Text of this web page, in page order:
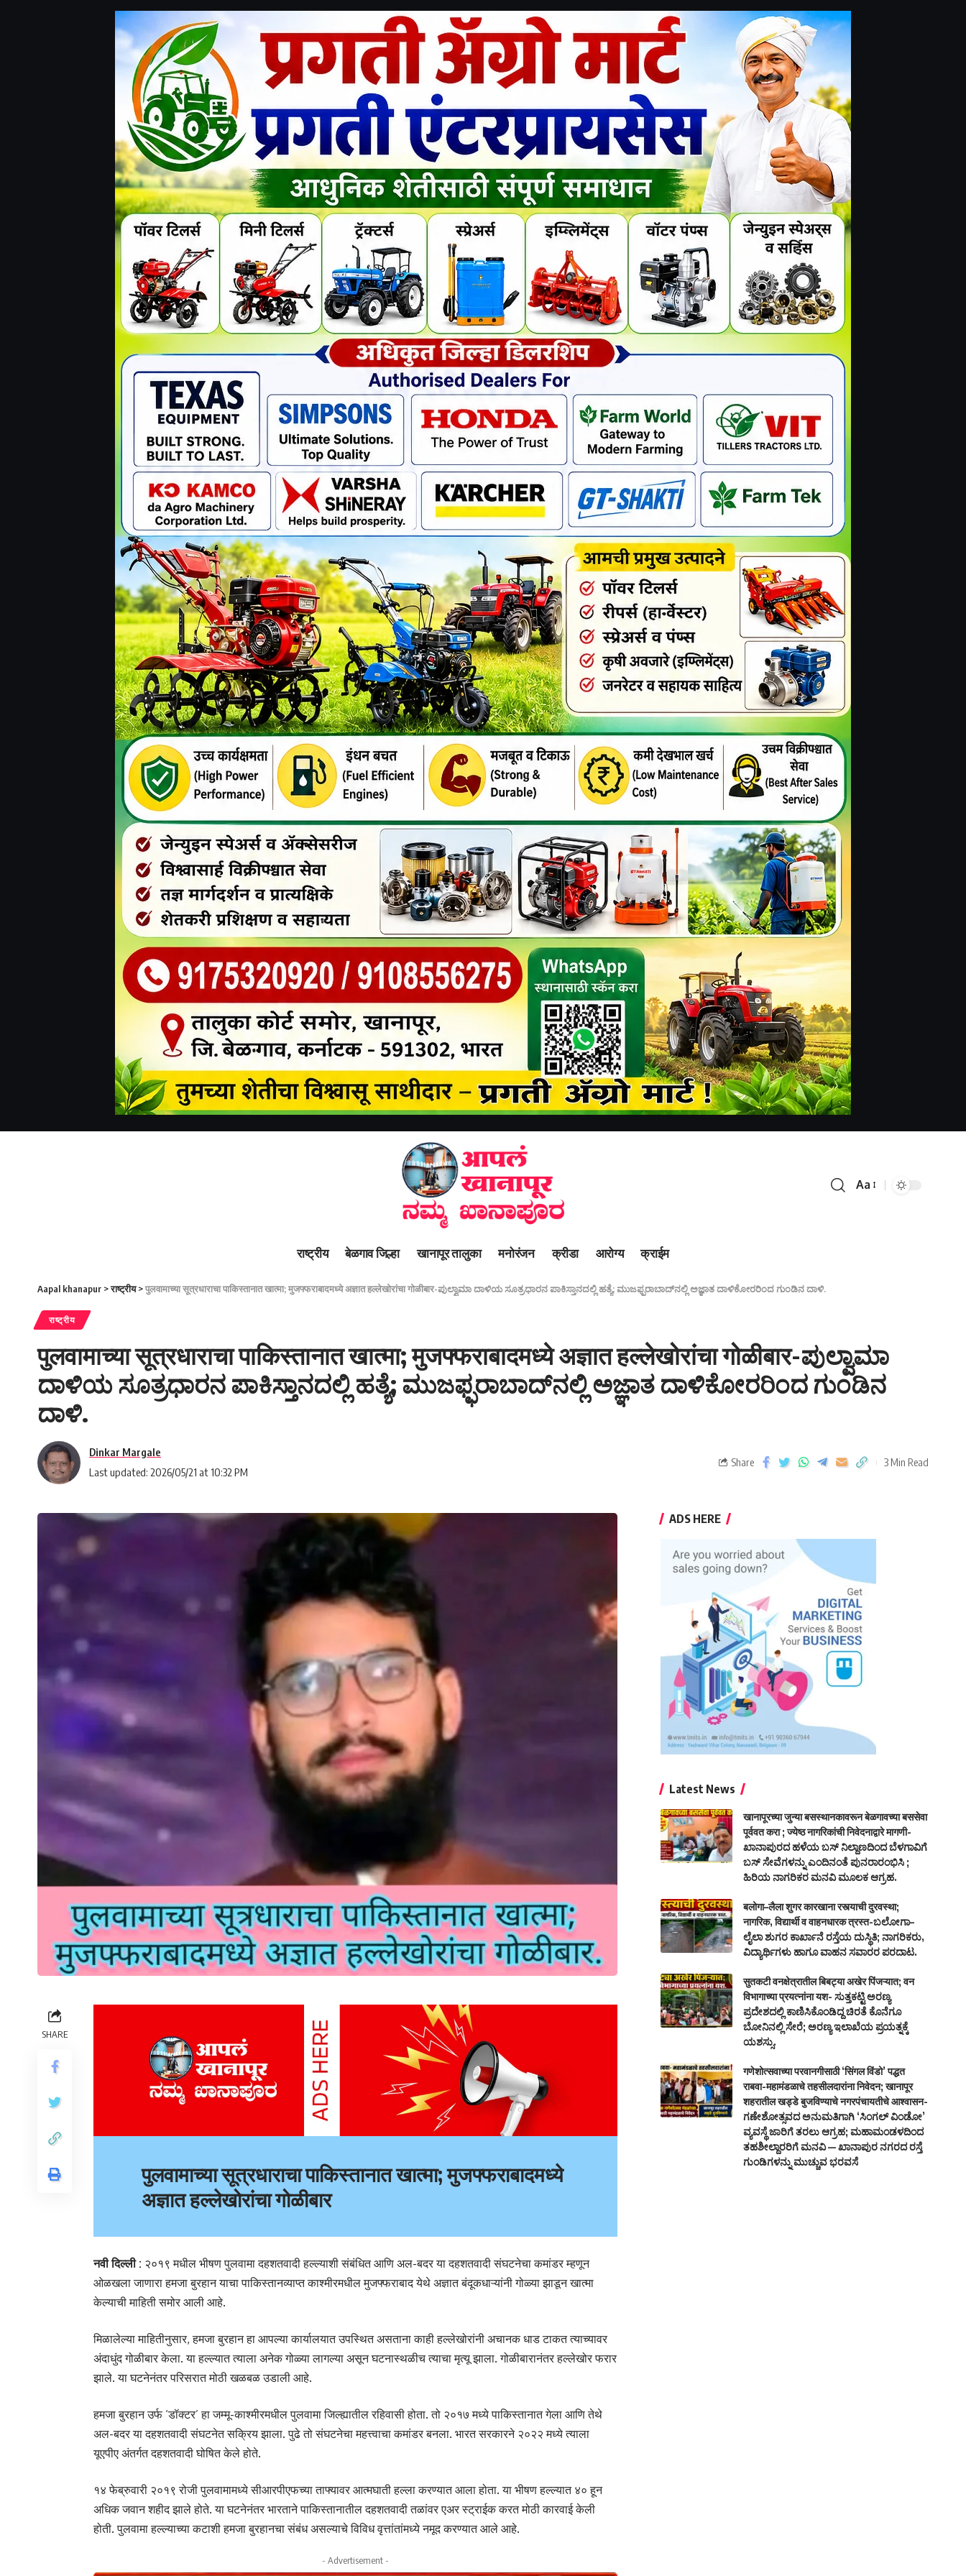
Aa
राष्ट्रीय बेळगाव जिल्हा खानापूर तालुका मनोरंजन क्रीडा आरोग्य क्राईम
Aapal khanapur >राष्ट्रीय>पुलवामाच्या सूत्रधाराचा पाकिस्तानात खात्मा; मुजफ्फराबादमध्ये अज्ञात हल्लेखोरांचा गोळीबार-ಪುಲ್ವಾಮಾ ದಾಳಿಯ ಸೂತ್ರಧಾರನ ಪಾಕಿಸ್ತಾನದಲ್ಲಿ ಹತ್ಯೆ; ಮುಜಫ್ಫರಾಬಾದ್‌ನಲ್ಲಿ ಅಜ್ಞಾತ ದಾಳಿಕೋರರಿಂದ ಗುಂಡಿನ ದಾಳಿ.
राष्ट्रीय
पुलवामाच्या सूत्रधाराचा पाकिस्तानात खात्मा; मुजफ्फराबादमध्ये अज्ञात हल्लेखोरांचा गोळीबार-ಪುಲ್ವಾಮಾ
ದಾಳಿಯ ಸೂತ್ರಧಾರನ ಪಾಕಿಸ್ತಾನದಲ್ಲಿ ಹತ್ಯೆ; ಮುಜಫ್ಫರಾಬಾದ್‌ನಲ್ಲಿ ಅಜ್ಞಾತ ದಾಳಿಕೋರರಿಂದ ಗುಂಡಿನ
ದಾಳಿ.
Last updated: 2026/05/21 at 10:32 PM
Dinkar Margale
Share 3 Min Read
SHARE
पुलवामाच्या सूत्रधाराचा पाकिस्तानात खात्मा; मुजफ्फराबादमध्ये
अज्ञात हल्लेखोरांचा गोळीबार
नवी दिल्ली : २०१९ मधील भीषण पुलवामा दहशतवादी हल्ल्याशी संबंधित आणि अल-बदर या दहशतवादी संघटनेचा कमांडर म्हणून
ओळखला जाणारा हमजा बुरहान याचा पाकिस्तानव्याप्त काश्मीरमधील मुजफ्फराबाद येथे अज्ञात बंदूकधाऱ्यांनी गोळ्या झाडून खात्मा
केल्याची माहिती समोर आली आहे.
मिळालेल्या माहितीनुसार, हमजा बुरहान हा आपल्या कार्यालयात उपस्थित असताना काही हल्लेखोरांनी अचानक धाड टाकत त्याच्यावर
अंदाधुंद गोळीबार केला. या हल्ल्यात त्याला अनेक गोळ्या लागल्या असून घटनास्थळीच त्याचा मृत्यू झाला. गोळीबारानंतर हल्लेखोर फरार
झाले. या घटनेनंतर परिसरात मोठी खळबळ उडाली आहे.
हमजा बुरहान उर्फ ‘डॉक्टर’ हा जम्मू-काश्मीरमधील पुलवामा जिल्ह्यातील रहिवासी होता. तो २०१७ मध्ये पाकिस्तानात गेला आणि तेथे
अल-बदर या दहशतवादी संघटनेत सक्रिय झाला. पुढे तो संघटनेचा महत्त्वाचा कमांडर बनला. भारत सरकारने २०२२ मध्ये त्याला
यूएपीए अंतर्गत दहशतवादी घोषित केले होते.
१४ फेब्रुवारी २०१९ रोजी पुलवामामध्ये सीआरपीएफच्या ताफ्यावर आत्मघाती हल्ला करण्यात आला होता. या भीषण हल्ल्यात ४० हून
अधिक जवान शहीद झाले होते. या घटनेनंतर भारताने पाकिस्तानातील दहशतवादी तळांवर एअर स्ट्राईक करत मोठी कारवाई केली
होती. पुलवामा हल्ल्याच्या कटाशी हमजा बुरहानचा संबंध असल्याचे विविध वृत्तांतांमध्ये नमूद करण्यात आले आहे.
- Advertisement -
ADS HERE
Latest News
खानापूरच्या जुन्या बसस्थानकावरून बेळगावच्या बससेवा
पूर्ववत करा ; ज्येष्ठ नागरिकांची निवेदनाद्वारे मागणी-
ಖಾನಾಪುರದ ಹಳೆಯ ಬಸ್ ನಿಲ್ದಾಣದಿಂದ ಬೆಳಗಾವಿಗೆ
ಬಸ್ ಸೇವೆಗಳನ್ನು ಎಂದಿನಂತೆ ಪುನರಾರಂಭಿಸಿ ;
ಹಿರಿಯ ನಾಗರಿಕರ ಮನವಿ ಮೂಲಕ ಆಗ್ರಹ.
बलोगा–लैला शुगर कारखाना रस्त्याची दुरवस्था;
नागरिक, विद्यार्थी व वाहनधारक त्रस्त-ಬಲೋಗಾ–
ಲೈಲಾ ಶುಗರ ಕಾರ್ಖಾನೆ ರಸ್ತೆಯ ದುಸ್ಥಿತಿ; ನಾಗರಿಕರು,
ವಿದ್ಯಾರ್ಥಿಗಳು ಹಾಗೂ ವಾಹನ ಸವಾರರ ಪರದಾಟ.
सुतकटी वनक्षेत्रातील बिबट्या अखेर पिंजऱ्यात; वन
विभागाच्या प्रयत्नांना यश- ಸುತ್ತಕಟ್ಟಿ ಅರಣ್ಯ
ಪ್ರದೇಶದಲ್ಲಿ ಕಾಣಿಸಿಕೊಂಡಿದ್ದ ಚಿರತೆ ಕೊನೆಗೂ
ಬೋನಿನಲ್ಲಿ ಸೇರೆ; ಅರಣ್ಯ ಇಲಾಖೆಯ ಪ್ರಯತ್ನಕ್ಕೆ
ಯಶಸ್ಸು.
गणेशोत्सवाच्या परवानगीसाठी ‘सिंगल विंडो’ पद्धत
राबवा-महामंडळाचे तहसीलदारांना निवेदन; खानापूर
शहरातील खड्डे बुजविण्याचे नगरपंचायतीचे आश्वासन-
ಗಣೇಶೋತ್ಸವದ ಅನುಮತಿಗಾಗಿ ‘ಸಿಂಗಲ್ ವಿಂಡೋ’
ವ್ಯವಸ್ಥೆ ಜಾರಿಗೆ ತರಲು ಆಗ್ರಹ; ಮಹಾಮಂಡಳದಿಂದ
ತಹಶೀಲ್ದಾರರಿಗೆ ಮನವಿ — ಖಾನಾಪುರ ನಗರದ ರಸ್ತೆ
ಗುಂಡಿಗಳನ್ನು ಮುಚ್ಚುವ ಭರವಸೆ